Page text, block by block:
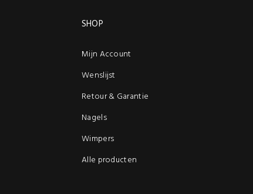
SHOP
Mijn Account
Wenslijst
Retour & Garantie
Nagels
Wimpers
Alle producten